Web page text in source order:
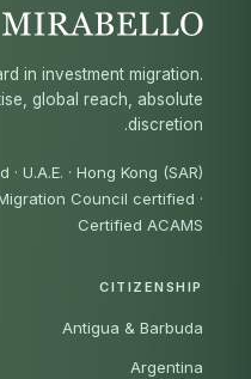
in investment migration.
global reach, absolute
discretion.
· U.A.E. · Hong Kong (SAR)
Council certified ·
Certified ACAMS
CITIZENSHIP
Antigua & Barbuda
Argentina